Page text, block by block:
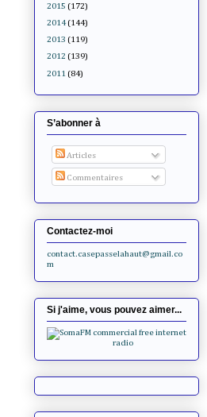
2015 (172)
2014 (144)
2013 (119)
2012 (139)
2011 (84)
S’abonner à
Articles
Commentaires
Contactez-moi
contact.casepasselahaut@gmail.co
m
Si j'aime, vous pouvez aimer...